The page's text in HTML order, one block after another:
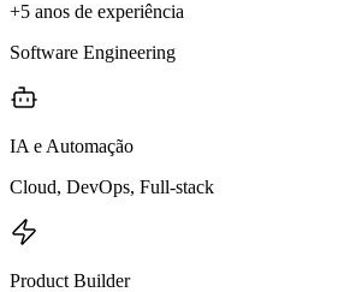
+5 anos de experiência
Software Engineering
IA e Automação
Cloud, DevOps, Full-stack
Product Builder